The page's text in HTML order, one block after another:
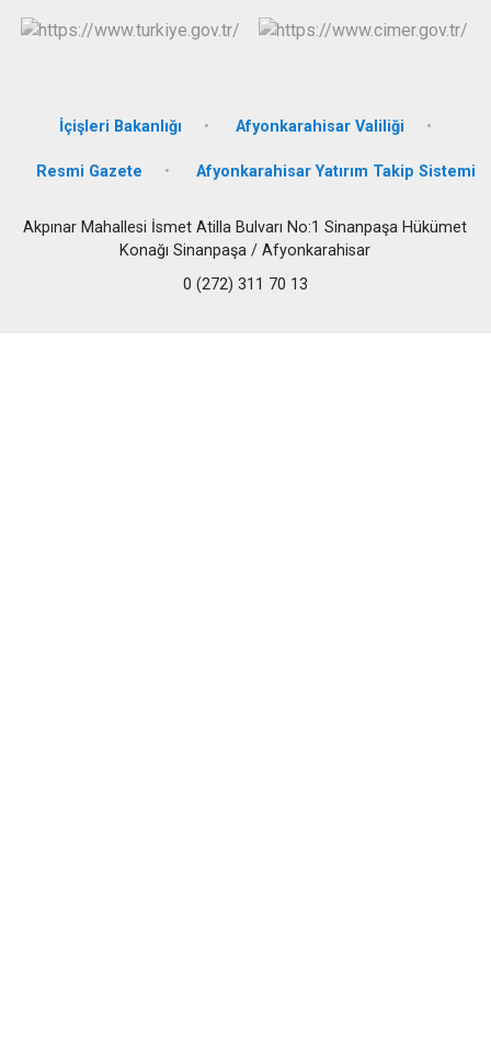
İçişleri Bakanlığı Afyonkarahisar Valiliği
Resmi Gazete Afyonkarahisar Yatırım Takip Sistemi
Akpınar Mahallesi İsmet Atilla Bulvarı No:1 Sinanpaşa Hükümet
Konağı Sinanpaşa / Afyonkarahisar
0 (272) 311 70 13